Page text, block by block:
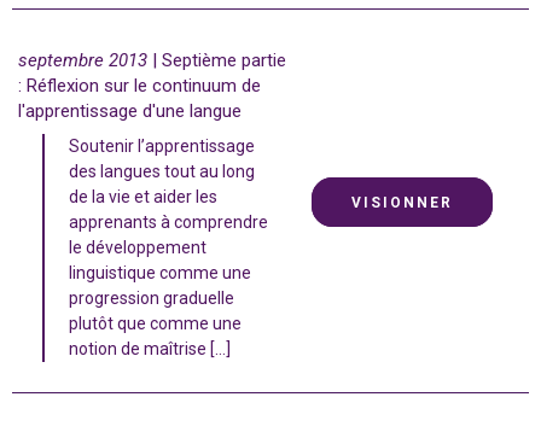
septembre 2013 | Septième partie
: Réflexion sur le continuum de
l'apprentissage d'une langue
Soutenir l’apprentissage
des langues tout au long
de la vie et aider les
apprenants à comprendre
le développement
linguistique comme une
progression graduelle
plutôt que comme une
notion de maîtrise […]
VISIONNER